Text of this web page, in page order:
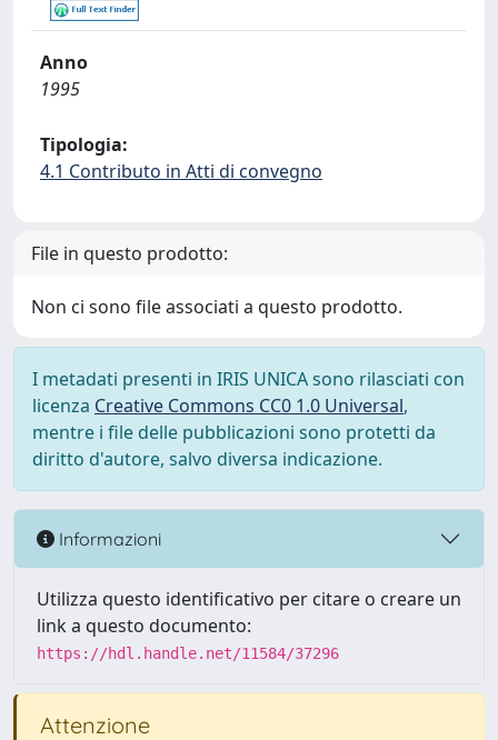
Anno
1995
Tipologia:
4.1 Contributo in Atti di convegno
File in questo prodotto:
Non ci sono file associati a questo prodotto.
I metadati presenti in IRIS UNICA sono rilasciati con
licenza Creative Commons CC0 1.0 Universal,
mentre i file delle pubblicazioni sono protetti da
diritto d'autore, salvo diversa indicazione.
Informazioni
Utilizza questo identificativo per citare o creare un
link a questo documento:
https://hdl.handle.net/11584/37296
Attenzione